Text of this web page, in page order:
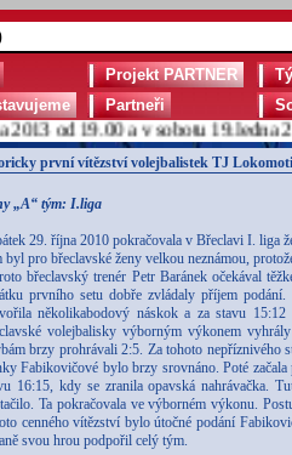
Projekt PARTNER
Partneři
od 19.00 a v sobotu 19.ledna
první vítězství volejbalistek TJ
„A“ tým: I.liga
29. října 2010 pokračovala v Břeclavi I. liga
byl pro břeclavské ženy velkou neznámou,
břeclavský trenér Petr Baránek očekával
prvního setu dobře zvládaly příjem
několikabodový náskok a za stavu
volejbalisky výborným výkonem
brzy prohrávali 2:5. Za tohoto nepříznivého
Fabikovičové bylo brzy srovnáno. Poté
16:15, kdy se zranila opavská nahrávačka.
Ta pokračovala ve výborném výkonu.
cenného vítězství bylo útočné podání
svou hrou podpořil celý tým.